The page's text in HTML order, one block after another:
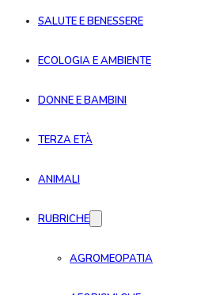
SALUTE E BENESSERE
ECOLOGIA E AMBIENTE
DONNE E BAMBINI
TERZA ETÀ
ANIMALI
RUBRICHE
AGROMEOPATIA